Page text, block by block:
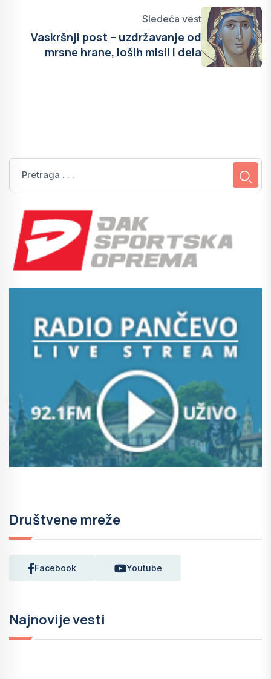
Sledeća vest
Vaskršnji post – uzdržavanje od
mrsne hrane, loših misli i dela
Društvene mreže
Facebook Youtube
Najnovije vesti